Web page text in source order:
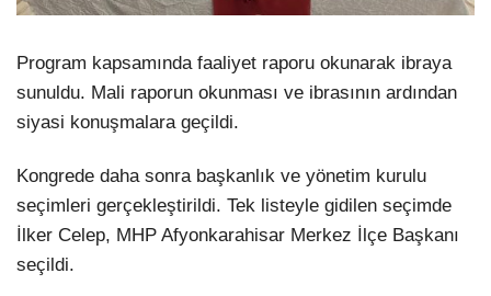
Program kapsamında faaliyet raporu okunarak ibraya
sunuldu. Mali raporun okunması ve ibrasının ardından
siyasi konuşmalara geçildi.
Kongrede daha sonra başkanlık ve yönetim kurulu
seçimleri gerçekleştirildi. Tek listeyle gidilen seçimde
İlker Celep, MHP Afyonkarahisar Merkez İlçe Başkanı
seçildi.